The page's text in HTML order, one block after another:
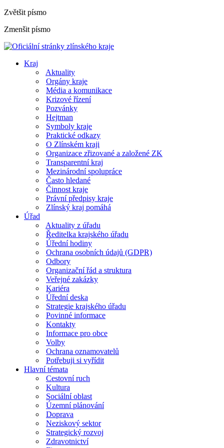
Zvětšit písmo
Zmenšit písmo
Kraj
Aktuality
Orgány kraje
Média a komunikace
Krizové řízení
Pozvánky
Hejtman
Symboly kraje
Praktické odkazy
O Zlínském kraji
Organizace zřizované a založené ZK
Transparentní kraj
Mezinárodní spolupráce
Často hledané
Činnost kraje
Právní předpisy kraje
Zlínský kraj pomáhá
Úřad
Aktuality z úřadu
Ředitelka krajského úřadu
Úřední hodiny
Ochrana osobních údajů (GDPR)
Odbory
Organizační řád a struktura
Veřejné zakázky
Kariéra
Úřední deska
Strategie krajského úřadu
Povinné informace
Kontakty
Informace pro obce
Volby
Ochrana oznamovatelů
Potřebuji si vyřídit
Hlavní témata
Cestovní ruch
Kultura
Sociální oblast
Územní plánování
Doprava
Neziskový sektor
Strategický rozvoj
Zdravotnictví